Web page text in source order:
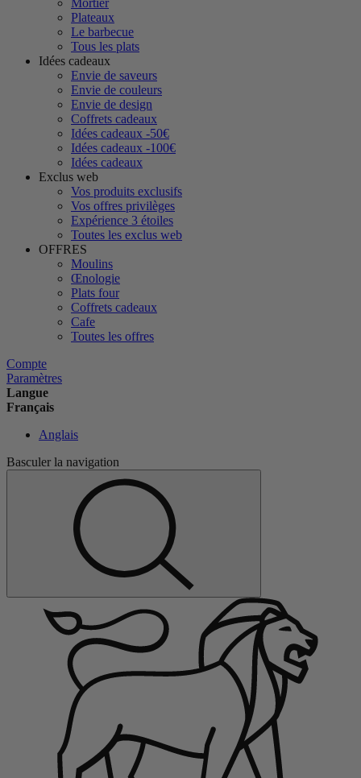
Mortier
Plateaux
Le barbecue
Tous les plats
Idées cadeaux
Envie de saveurs
Envie de couleurs
Envie de design
Coffrets cadeaux
Idées cadeaux -50€
Idées cadeaux -100€
Idées cadeaux
Exclus web
Vos produits exclusifs
Vos offres privilèges
Expérience 3 étoiles
Toutes les exclus web
OFFRES
Moulins
Œnologie
Plats four
Coffrets cadeaux
Cafe
Toutes les offres
Compte
Paramètres
Langue
Français
Anglais
Basculer la navigation